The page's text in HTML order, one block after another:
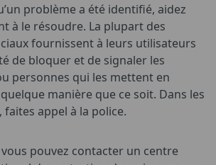
problème a été identifié, aidez
à le résoudre. La plupart des
fournissent à leurs utilisateurs
de bloquer et de signaler les
personnes qui les mettent en
manière que ce soit. Dans les
faites appel à la police.
pouvez contacter un centre